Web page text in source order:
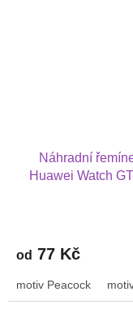
Náhradní
Huawei Watch
od 77 Kč
motiv Peacock